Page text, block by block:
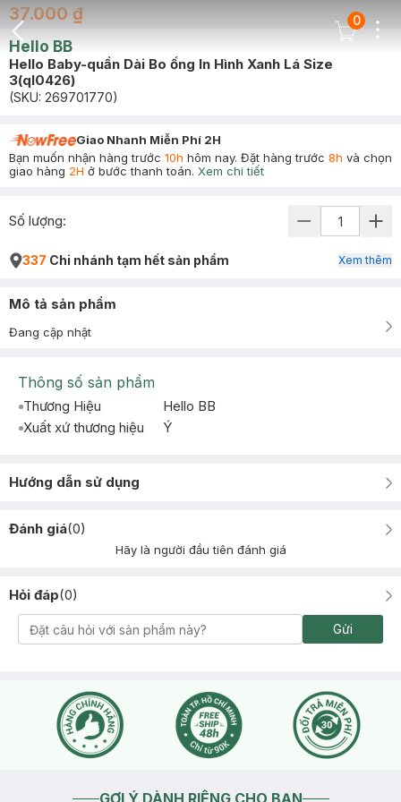
Back Icon
Cart Icon
0
37.000 ₫
Hello BB
Hello Baby-quần Dài Bo ống In Hình Xanh Lá Size
3(ql0426)
(SKU: 269701770)
Giao Nhanh Miễn Phí 2H
Bạn muốn nhận hàng trước 10h hôm nay. Đặt hàng trước 8h và chọn
giao hàng 2H ở bước thanh toán. Xem chi tiết
Số lượng:
337 Chi nhánh tạm hết sản phẩm Xem thêm
Mô tả sản phẩm
Đang cập nhật
Thông số sản phẩm
Thương Hiệu
Hello BB
Xuất xứ thương hiệu
Ý
Hướng dẫn sử dụng
Đánh giá(0)
Hãy là người đầu tiên đánh giá
Hỏi đáp(0)
Gửi
GỢI Ý DÀNH RIÊNG CHO BẠN